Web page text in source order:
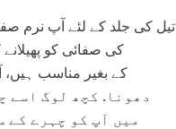
تیل کی جلد کے لئے آپ نرم
کی صفائی کو
دھونا. کچھ لوگ اسے
میں آپ کو چہرے کے